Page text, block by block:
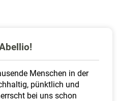
Menschen in der
pünktlich und
bei uns schon